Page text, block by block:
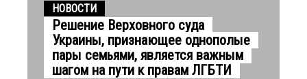
НОВОСТИ
Решение Верховного суда
Украины, признающее однополые
пары семьями, является важным
шагом на пути к правам ЛГБТИ